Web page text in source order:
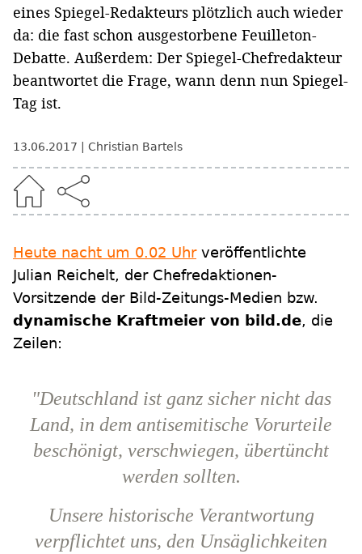
eines Spiegel-Redakteurs plötzlich auch wieder
da: die fast schon ausgestorbene Feuilleton-
Debatte. Außerdem: Der Spiegel-Chefredakteur
beantwortet die Frage, wann denn nun Spiegel-
Tag ist.
13.06.2017 Christian Bartels
Heute nacht um 0.02 Uhrveröffentlichte
Julian Reichelt, der Chefredaktionen-
Vorsitzende der Bild-Zeitungs-Medien bzw.
dynamische Kraftmeier von bild.de, die
Zeilen:
"Deutschland ist ganz sicher nicht das
Land, in dem antisemitische Vorurteile
beschönigt, verschwiegen, übertüncht
werden sollten.
Unsere historische Verantwortung
verpflichtet uns, den Unsäglichkeiten